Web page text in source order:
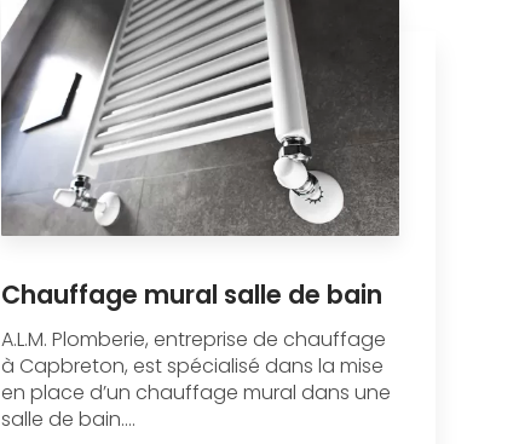
Chauffage mural salle de bain
A.L.M. Plomberie, entreprise de chauffage
à Capbreton, est spécialisé dans la mise
en place d’un chauffage mural dans une
salle de bain....